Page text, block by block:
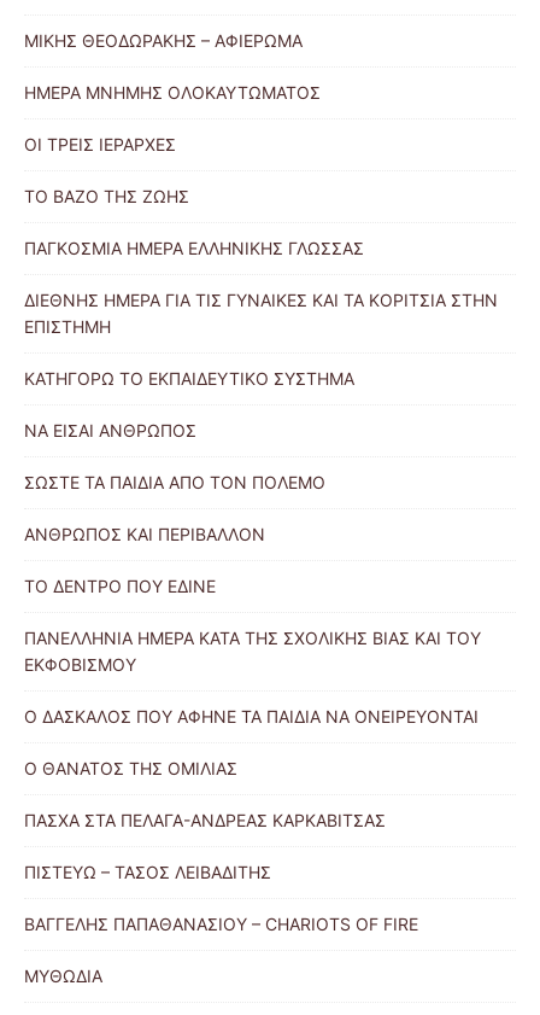
ΜΙΚΗΣ ΘΕΟΔΩΡΑΚΗΣ – ΑΦΙΕΡΩΜΑ
ΗΜΕΡΑ ΜΝΗΜΗΣ ΟΛΟΚΑΥΤΩΜΑΤΟΣ
ΟΙ ΤΡΕΙΣ ΙΕΡΑΡΧΕΣ
ΤΟ ΒΑΖΟ ΤΗΣ ΖΩΗΣ
ΠΑΓΚΟΣΜΙΑ ΗΜΕΡΑ ΕΛΛΗΝΙΚΗΣ ΓΛΩΣΣΑΣ
ΔΙΕΘΝΗΣ ΗΜΕΡΑ ΓΙΑ ΤΙΣ ΓΥΝΑΙΚΕΣ ΚΑΙ ΤΑ ΚΟΡΙΤΣΙΑ ΣΤΗΝ
ΕΠΙΣΤΗΜΗ
ΚΑΤΗΓΟΡΩ ΤΟ ΕΚΠΑΙΔΕΥΤΙΚΟ ΣΥΣΤΗΜΑ
ΝΑ ΕΙΣΑΙ ΑΝΘΡΩΠΟΣ
ΣΩΣΤΕ ΤΑ ΠΑΙΔΙΑ ΑΠΟ ΤΟΝ ΠΟΛΕΜΟ
ΑΝΘΡΩΠΟΣ ΚΑΙ ΠΕΡΙΒΑΛΛΟΝ
ΤΟ ΔΕΝΤΡΟ ΠΟΥ ΕΔΙΝΕ
ΠΑΝΕΛΛΗΝΙΑ ΗΜΕΡΑ ΚΑΤΑ ΤΗΣ ΣΧΟΛΙΚΗΣ ΒΙΑΣ ΚΑΙ ΤΟΥ
ΕΚΦΟΒΙΣΜΟΥ
Ο ΔΑΣΚΑΛΟΣ ΠΟΥ ΑΦΗΝΕ ΤΑ ΠΑΙΔΙΑ ΝΑ ΟΝΕΙΡΕΥΟΝΤΑΙ
Ο ΘΑΝΑΤΟΣ ΤΗΣ ΟΜΙΛΙΑΣ
ΠΑΣΧΑ ΣΤΑ ΠΕΛΑΓΑ-ΑΝΔΡΕΑΣ ΚΑΡΚΑΒΙΤΣΑΣ
ΠΙΣΤΕΥΩ – ΤΑΣΟΣ ΛΕΙΒΑΔΙΤΗΣ
ΒΑΓΓΕΛΗΣ ΠΑΠΑΘΑΝΑΣΙΟΥ – CHARIOTS OF FIRE
ΜΥΘΩΔΙΑ